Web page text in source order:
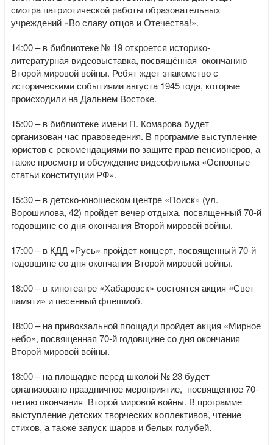
смотра патриотической работы образовательных
учреждений «Во славу отцов и Отечества!».
14:00 – в библиотеке № 19 откроется историко-
литературная видеовыставка, посвящённая окончанию
Второй мировой войны. Ребят ждет знакомство с
историческими событиями августа 1945 года, которые
происходили на Дальнем Востоке.
15:00 – в библиотеке имени П. Комарова будет
организован час правоведения. В программе выступление
юристов с рекомендациями по защите прав пенсионеров, а
также просмотр и обсуждение видеофильма «Основные
статьи конституции РФ».
15:30 – в детско-юношеском центре «Поиск» (ул.
Ворошилова, 42) пройдет вечер отдыха, посвященный 70-й
годовщине со дня окончания Второй мировой войны.
17:00 – в КДД «Русь» пройдет концерт, посвященный 70-й
годовщине со дня окончания Второй мировой войны.
18:00 – в кинотеатре «Хабаровск» состоятся акция «Свет
памяти» и песенный флешмоб.
18:00 – на привокзальной площади пройдет акция «Мирное
небо», посвященная 70-й годовщине со дня окончания
Второй мировой войны.
18:00 – на площадке перед школой № 23 будет
организовано праздничное мероприятие, посвященное 70-
летию окончания Второй мировой войны. В программе
выступление детских творческих коллективов, чтение
стихов, а также запуск шаров и белых голубей.